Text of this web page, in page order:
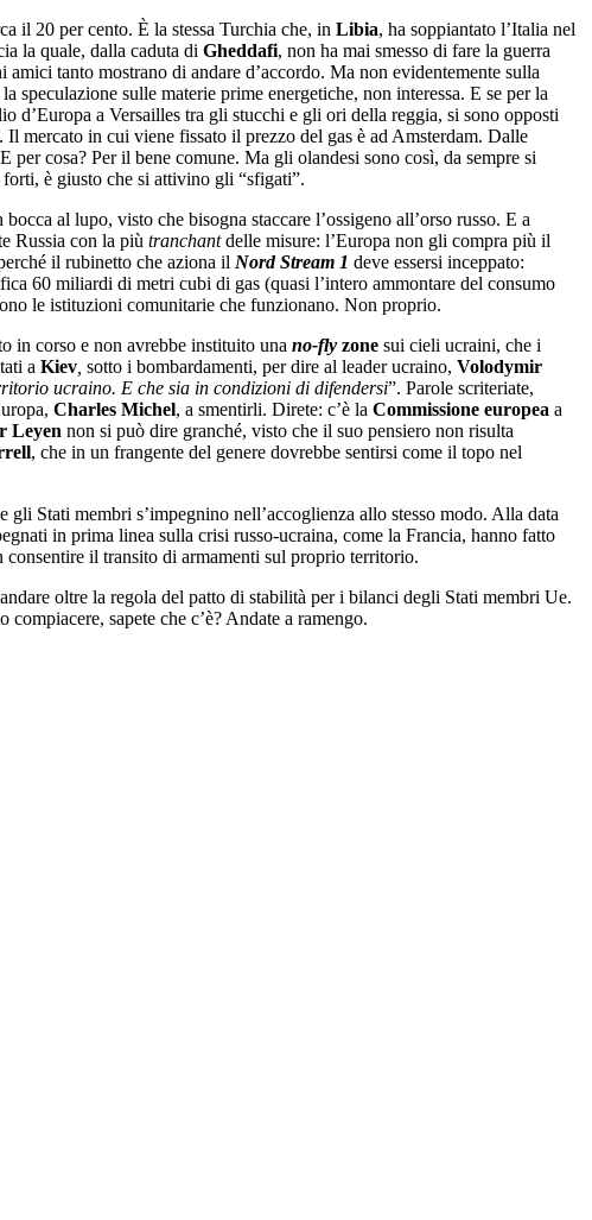
il 20 per cento. È la stessa Turchia che, in Libia, ha soppiantato l’Italia nel
la quale, dalla caduta di Gheddafi, non ha mai smesso di fare la guerra
amici tanto mostrano di andare d’accordo. Ma non evidentemente sulla
speculazione sulle materie prime energetiche, non interessa. E se per la
d’Europa a Versailles tra gli stucchi e gli ori della reggia, si sono opposti
mercato in cui viene fissato il prezzo del gas è ad Amsterdam. Dalle
cosa? Per il bene comune. Ma gli olandesi sono così, da sempre si
è giusto che si attivino gli “sfigati”.
al lupo, visto che bisogna staccare l’ossigeno all’orso russo. E a
Russia con la più tranchantdelle misure: l’Europa non gli compra più il
il rubinetto che aziona il Nord Stream 1 deve essersi inceppato:
60 miliardi di metri cubi di gas (quasi l’intero ammontare del consumo
le istituzioni comunitarie che funzionano. Non proprio.
in corso e non avrebbe instituito una no-fly zone sui cieli ucraini, che i
a Kiev sotto i bombardamenti, per dire al leader ucraino, Volodymir
ucraino. E che sia in condizioni di difendersi”. Parole scriteriate,
Charles Michel, a smentirli. Direte: c’è la Commissione europea a
Leyen non si può dire granché, visto che il suo pensiero non risulta
, che in un frangente del genere dovrebbe sentirsi come il topo nel
Stati membri s’impegnino nell’accoglienza allo stesso modo. Alla data
in prima linea sulla crisi russo-ucraina, come la Francia, hanno fatto
il transito di armamenti sul proprio territorio.
oltre la regola del patto di stabilità per i bilanci degli Stati membri Ue.
sapete che c’è? Andate a ramengo.